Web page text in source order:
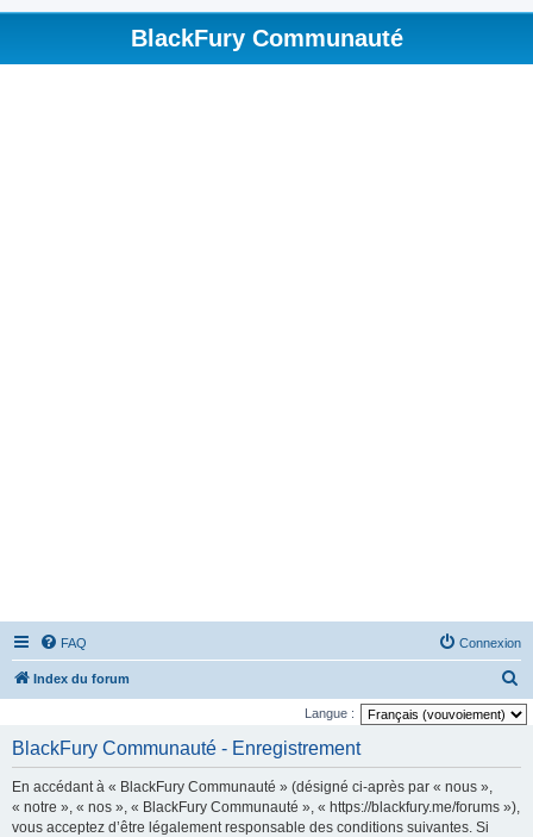
BlackFury Communauté
FAQ Connexion
Index du forum
e
Langue :
BlackFury Communauté - Enregistrement
En accédant à « BlackFury Communauté » (désigné ci-après par « nous »,
« notre », « nos », « BlackFury Communauté », « https://blackfury.me/forums »),
vous acceptez d’être légalement responsable des conditions suivantes. Si